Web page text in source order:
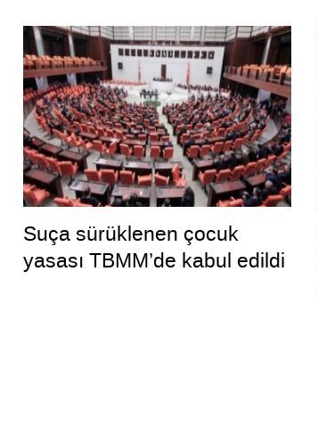
Suça sürüklenen çocuk
yasası TBMM’de kabul edildi